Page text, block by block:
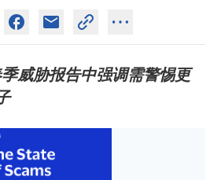
威胁报告中强调需警惕更